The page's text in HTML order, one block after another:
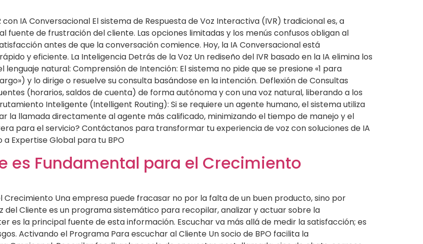
con IA Conversacional El sistema de Respuesta de Voz Interactiva (IVR) tradicional es, a
de frustración del cliente. Las opciones limitadas y los menús confusos obligan al
antes de que la conversación comience. Hoy, la IA Conversacional está
y eficiente. La Inteligencia Detrás de la Voz Un rediseño del IVR basado en la IA elimina los
natural: Comprensión de Intención: El sistema no pide que se presione «1 para
y lo dirige o resuelve su consulta basándose en la intención. Deflexión de Consultas
(horarios, saldos de cuenta) de forma autónoma y con una voz natural, liberando a los
Inteligente (Intelligent Routing): Si se requiere un agente humano, el sistema utiliza
llamada directamente al agente más calificado, minimizando el tiempo de manejo y el
para el servicio? Contáctanos para transformar tu experiencia de voz con soluciones de IA
Expertise Global para tu BPO
es Fundamental para el Crecimiento
Crecimiento Una empresa puede fracasar no por la falta de un buen producto, sino por
del Cliente es un programa sistemático para recopilar, analizar y actuar sobre la
es la principal fuente de esta información. Escuchar va más allá de medir la satisfacción; es
Activando el Programa Para escuchar al Cliente Un socio de BPO facilita la